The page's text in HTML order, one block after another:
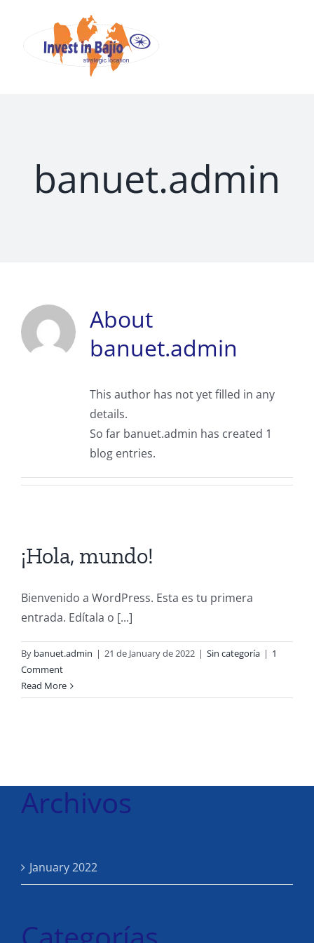
content
banuet.admin
About
banuet.admin
This author has not yet filled in any
details.
So far banuet.admin has created 1
blog entries.
¡Hola, mundo!
Bienvenido a WordPress. Esta es tu primera
entrada. Edítala o [...]
By banuet.admin | 21 de January de 2022 | Sin categoría | 1
Comment
Read More
Archivos
January 2022